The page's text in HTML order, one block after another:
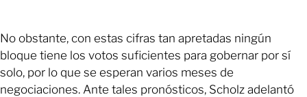
No obstante, con estas cifras tan apretadas ningún
bloque tiene los votos suficientes para gobernar por sí
solo, por lo que se esperan varios meses de
negociaciones. Ante tales pronósticos, Scholz adelantó